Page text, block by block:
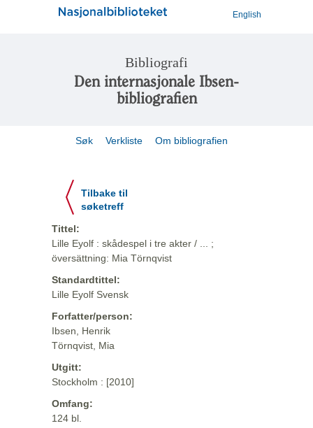
English
Bibliografi
Den internasjonale Ibsen-
bibliografien
Søk Verkliste Om bibliografien
Tilbake til
søketreff
Tittel:
Lille Eyolf : skådespel i tre akter / ... ;
översättning: Mia Törnqvist
Standardtittel:
Lille Eyolf Svensk
Forfatter/person:
Ibsen, Henrik
Törnqvist, Mia
Utgitt:
Stockholm : [2010]
Omfang:
124 bl.